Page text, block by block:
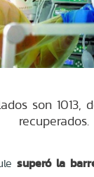
son 1013,
recuperados.
superó la